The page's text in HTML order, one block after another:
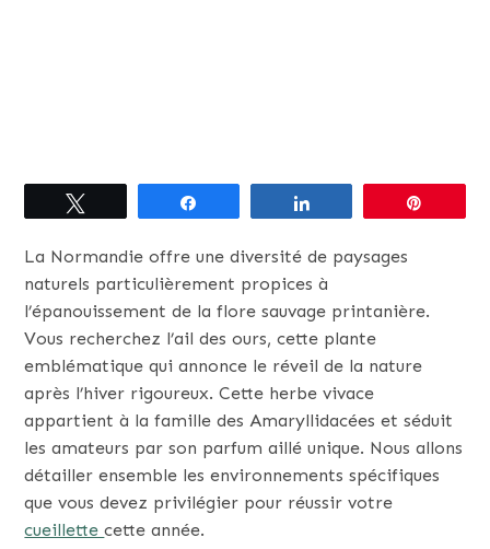
La Normandie offre une diversité de paysages
naturels particulièrement propices à
l’épanouissement de la flore sauvage printanière.
Vous recherchez l’ail des ours, cette plante
emblématique qui annonce le réveil de la nature
après l’hiver rigoureux. Cette herbe vivace
appartient à la famille des Amaryllidacées et séduit
les amateurs par son parfum aillé unique. Nous allons
détailler ensemble les environnements spécifiques
que vous devez privilégier pour réussir votre
cueillettecette année.